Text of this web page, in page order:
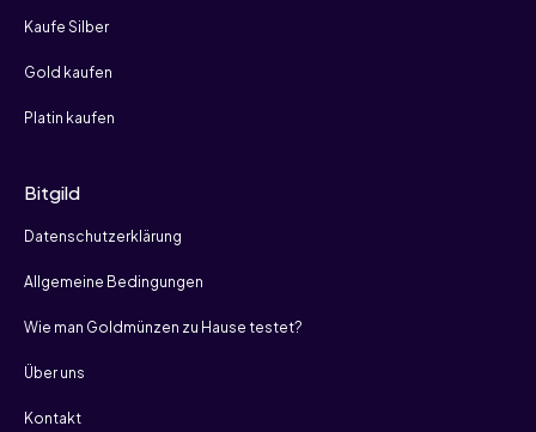
Kaufe Silber
Gold kaufen
Platin kaufen
Bitgild
Datenschutzerklärung
Allgemeine Bedingungen
Wie man Goldmünzen zu Hause testet?
Über uns
Kontakt